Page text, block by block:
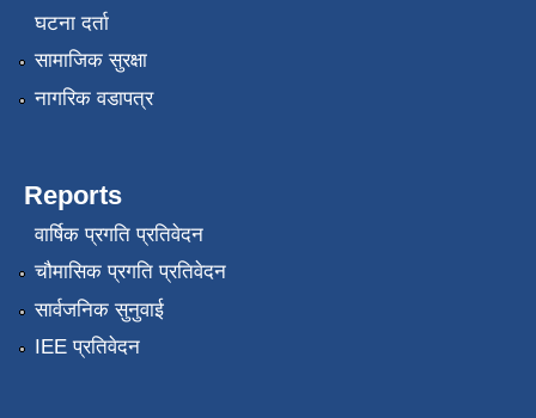
घटना दर्ता
सामाजिक सुरक्षा
नागरिक वडापत्र
Reports
वार्षिक प्रगति प्रतिवेदन
चौमासिक प्रगति प्रतिवेदन
सार्वजनिक सुनुवाई
IEE प्रतिवेदन